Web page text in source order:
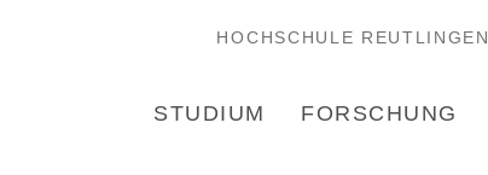
HOCHSCHULE REUTLINGEN
STUDIUM FORSCHUNG